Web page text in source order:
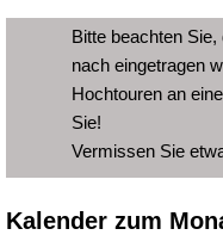
Bitte beachten
nach eingetragen
Hochtouren an
Sie!
Vermissen Sie
Kalender zum